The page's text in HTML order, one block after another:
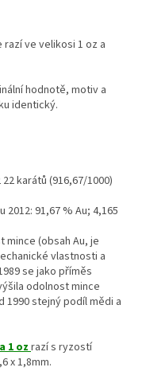
razí ve velikosi 1 oz a
hodnotě, motiv a
identický.
karátů (916,67/1000)
91,67 % Au; 4,165
(obsah Au, je
vlastnosti a
se jako příměs
odolnost mince
1990 stejný podíl mědi a
1 oz razí s ryzostí
x 1,8mm.